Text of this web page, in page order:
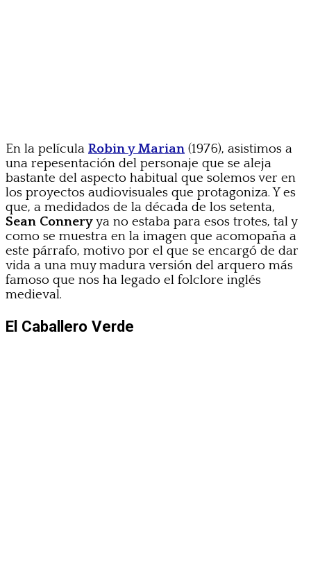
En la película Robin y Marian (1976), asistimos a
una repesentación del personaje que se aleja
bastante del aspecto habitual que solemos ver en
los proyectos audiovisuales que protagoniza. Y es
que, a medidados de la década de los setenta,
Sean Conneryya no estaba para esos trotes, tal y
como se muestra en la imagen que acomopaña a
este párrafo, motivo por el que se encargó de dar
vida a una muy madura versión del arquero más
famoso que nos ha legado el folclore inglés
medieval.
El Caballero Verde